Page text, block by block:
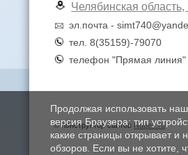
Челябинская
эл.почта -
тел. 8(35159)-79070
телефон "Прямая
© Конструктор сайтов Nubex.ru
Продолжая использовать
версия Браузера; тип
какие страницы открывает и
обзоров. Если вы не хотите,